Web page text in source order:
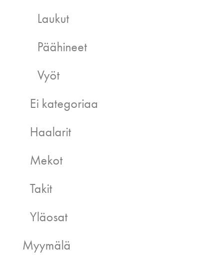
Laukut
Päähineet
Vyöt
Ei kategoriaa
Haalarit
Mekot
Takit
Yläosat
Myymälä